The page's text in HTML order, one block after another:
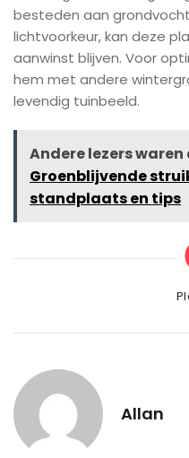
besteden aan
lichtvoorkeur, kan deze
aanwinst blijven. Voor
hem met andere
levendig tuinbeeld.
Andere lezers
Groenblijvende
standplaats en tips
Allan